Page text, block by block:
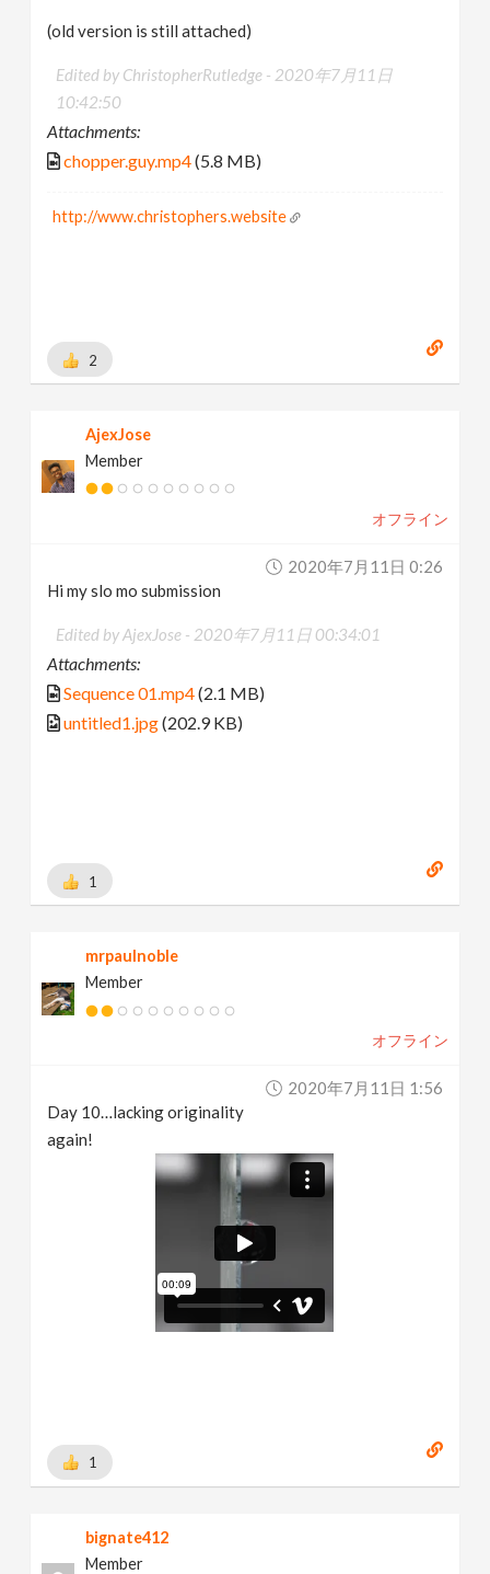
(old version is still attached)
Edited by ChristopherRutledge - 2020年7月11日
10:42:50
Attachments:
chopper.guy.mp4(5.8 MB)
http://www.christophers.website
2
AjexJose
Member
オフライン
2020年7月11日 0:26
Hi my slo mo submission
Edited by AjexJose - 2020年7月11日 00:34:01
Attachments:
Sequence 01.mp4(2.1 MB)
untitled1.jpg(202.9 KB)
1
mrpaulnoble
Member
オフライン
2020年7月11日 1:56
Day 10…lacking originality
again!
1
bignate412
Member